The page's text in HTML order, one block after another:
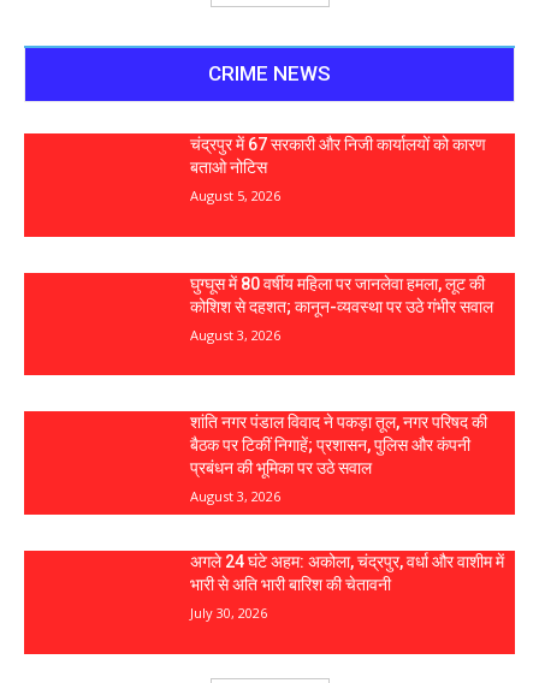
CRIME NEWS
चंद्रपुर में 67 सरकारी और निजी कार्यालयों को कारण
बताओ नोटिस
August 5, 2026
घुग्घूस में 80 वर्षीय महिला पर जानलेवा हमला, लूट की
कोशिश से दहशत; कानून-व्यवस्था पर उठे गंभीर सवाल
August 3, 2026
शांति नगर पंडाल विवाद ने पकड़ा तूल, नगर परिषद की
बैठक पर टिकीं निगाहें; प्रशासन, पुलिस और कंपनी
प्रबंधन की भूमिका पर उठे सवाल
August 3, 2026
अगले 24 घंटे अहम: अकोला, चंद्रपुर, वर्धा और वाशीम में
भारी से अति भारी बारिश की चेतावनी
July 30, 2026